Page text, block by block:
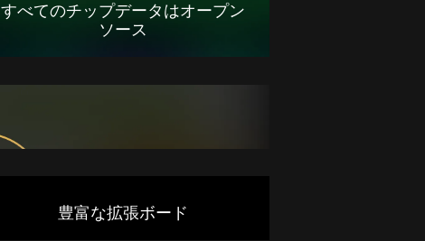
すべてのチップデータはオープン
ソース
豊富な拡張ボード